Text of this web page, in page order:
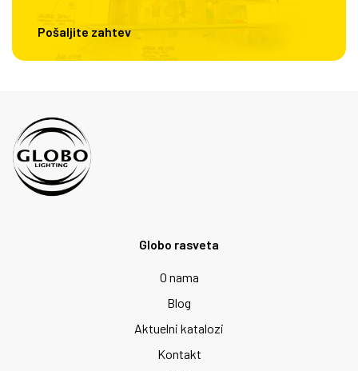
Pošaljite zahtev
Globo rasveta
O nama
Blog
Aktuelni katalozi
Kontakt